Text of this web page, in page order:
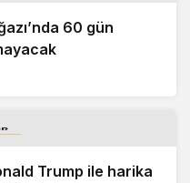
60 gün
Trump ile harika